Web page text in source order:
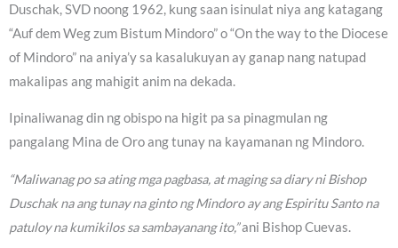
Duschak, SVD noong 1962, kung saan isinulat niya ang katagang
“Auf dem Weg zum Bistum Mindoro” o “On the way to the Diocese
of Mindoro” na aniya’y sa kasalukuyan ay ganap nang natupad
makalipas ang mahigit anim na dekada.
Ipinaliwanag din ng obispo na higit pa sa pinagmulan ng
pangalang Mina de Oro ang tunay na kayamanan ng Mindoro.
“Maliwanag po sa ating mga pagbasa, at maging sa diary ni Bishop
Duschak na ang tunay na ginto ng Mindoro ay ang Espiritu Santo na
patuloy na kumikilos sa sambayanang ito,”ani Bishop Cuevas.